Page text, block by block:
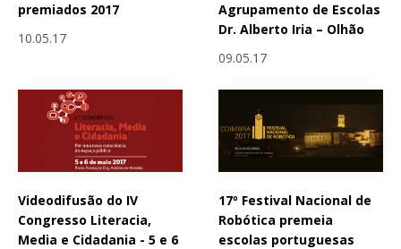
premiados 2017
10.05.17
Agrupamento de Escolas
Dr. Alberto Iria – Olhão
09.05.17
Videodifusão do IV
Congresso Literacia,
Media e Cidadania - 5 e 6
17º Festival Nacional de
Robótica premeia
escolas portuguesas